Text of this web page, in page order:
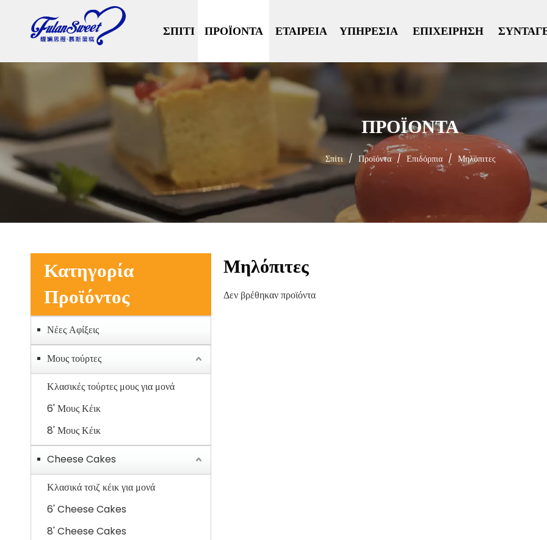
ΣΠΊΤΙ ΠΡΟΪΌΝΤΑ ΕΤΑΙΡΕΊΑ ΥΠΗΡΕΣΊΑ ΕΠΙΧΕΊΡΗΣΗ
ΠΡΟΪΟΝΤΑ
Σπίτι / Προϊόντα / Επιδόρπια / Μηλόπιτες
Κατηγορία
Προϊόντος
Νέες Αφίξεις
Μους τούρτες
Κλασικές τούρτες μους για μονά
6' Μους Κέικ
8' Μους Κέικ
Cheese Cakes
Κλασικά τσιζ κέικ για μονά
6' Cheese Cakes
8' Cheese Cakes
Μηλόπιτες
Δεν βρέθηκαν προϊόντα